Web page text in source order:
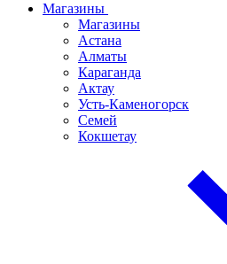
Магазины
Магазины
Астана
Алматы
Караганда
Актау
Усть-Каменогорск
Семей
Кокшетау